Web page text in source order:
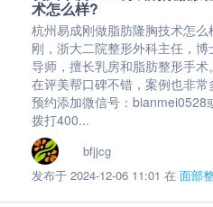
术怎么样?
杭州易成刚做脂肪隆胸技术怎么
刚，浙大二院整形外科主任，博
导师，擅长乳房和脂肪整形手术
在评美帮口碑不错，案例也非常
预约添加微信号：bianmei0528
拨打400...
bfjjcg
发布于 2024-12-06 11:01 在 面部